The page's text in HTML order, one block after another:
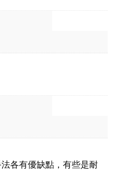
各有優缺點，有些是耐